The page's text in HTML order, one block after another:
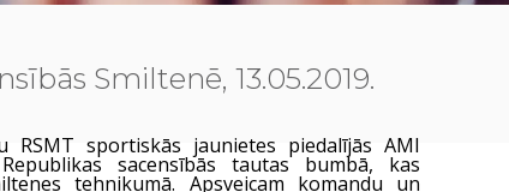
Smiltenē, 13.05.2019.
RSMT sportiskās jaunietes piedalījās AMI
sacensībās tautas bumbā, kas
tehnikumā. Apsveicam komandu un